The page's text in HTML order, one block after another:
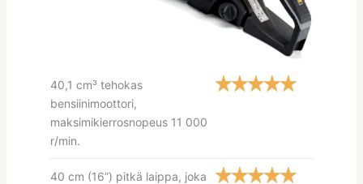
40,1 cm³ tehokas
bensiinimoottori,
maksimikierrosnopeus 11 000
r/min.
40 cm (16”) pitkä laippa, joka